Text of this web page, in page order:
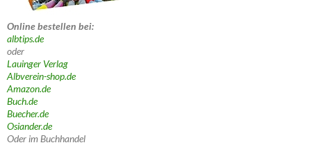
Online bestellen bei:
albtips.de
oder
Lauinger Verlag
Albverein-shop.de
Amazon.de
Buch.de
Buecher.de
Osiander.de
Oder im Buchhandel